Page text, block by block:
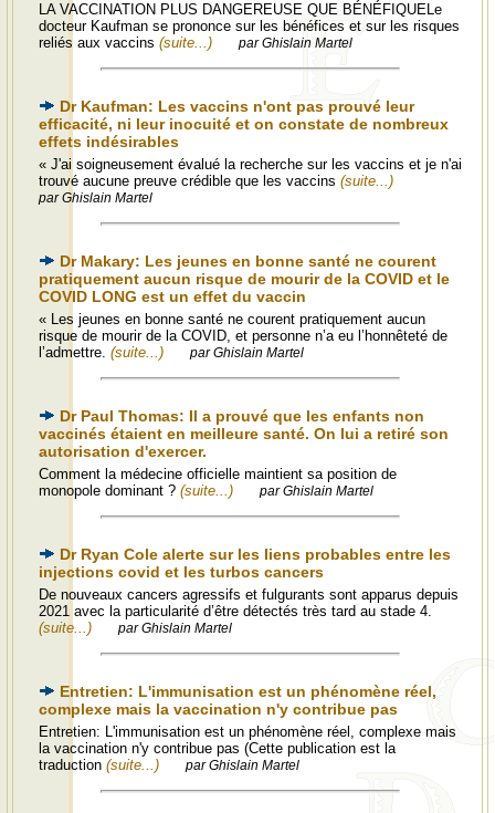
LA VACCINATION PLUS DANGEREUSE QUE BÉNÉFIQUELe
docteur Kaufman se prononce sur les bénéfices et sur les risques
reliés aux vaccins (suite...) par Ghislain Martel
Dr Kaufman: Les vaccins n'ont pas prouvé leur
efficacité, ni leur inocuité et on constate de nombreux
effets indésirables
« J'ai soigneusement évalué la recherche sur les vaccins et je n'ai
trouvé aucune preuve crédible que les vaccins (suite...)
par Ghislain Martel
Dr Makary: Les jeunes en bonne santé ne courent
pratiquement aucun risque de mourir de la COVID et le
COVID LONG est un effet du vaccin
« Les jeunes en bonne santé ne courent pratiquement aucun
risque de mourir de la COVID, et personne n’a eu l’honnêteté de
l’admettre. (suite...) par Ghislain Martel
Dr Paul Thomas: Il a prouvé que les enfants non
vaccinés étaient en meilleure santé. On lui a retiré son
autorisation d'exercer.
Comment la médecine officielle maintient sa position de
monopole dominant ? (suite...) par Ghislain Martel
Dr Ryan Cole alerte sur les liens probables entre les
injections covid et les turbos cancers
De nouveaux cancers agressifs et fulgurants sont apparus depuis
2021 avec la particularité d’être détectés très tard au stade 4.
(suite...)
par Ghislain Martel
Entretien: L'immunisation est un phénomène réel,
complexe mais la vaccination n'y contribue pas
Entretien: L'immunisation est un phénomène réel, complexe mais
la vaccination n'y contribue pas (Cette publication est la
traduction (suite...) par Ghislain Martel